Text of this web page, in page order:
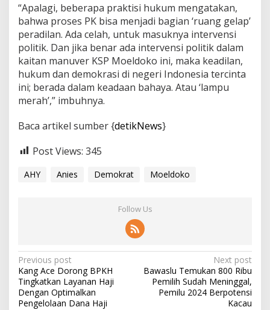
“Apalagi, beberapa praktisi hukum mengatakan,
bahwa proses PK bisa menjadi bagian ‘ruang gelap’
peradilan. Ada celah, untuk masuknya intervensi
politik. Dan jika benar ada intervensi politik dalam
kaitan manuver KSP Moeldoko ini, maka keadilan,
hukum dan demokrasi di negeri Indonesia tercinta
ini; berada dalam keadaan bahaya. Atau ‘lampu
merah’,” imbuhnya.
Baca artikel sumber {detikNews}
Post Views: 345
AHY Anies Demokrat Moeldoko
Follow Us
P
o
s
Previous post
Kang Ace Dorong BPKH
Tingkatkan Layanan Haji
Dengan Optimalkan
Pengelolaan Dana Haji
Next post
Bawaslu Temukan 800 Ribu
Pemilih Sudah Meninggal,
Pemilu 2024 Berpotensi
Kacau